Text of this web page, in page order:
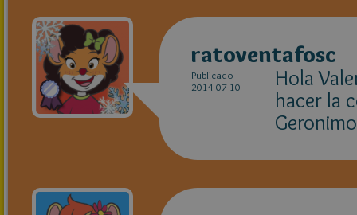
ratoventafosc
Publicado
2014-07-10
Hola
hacer la